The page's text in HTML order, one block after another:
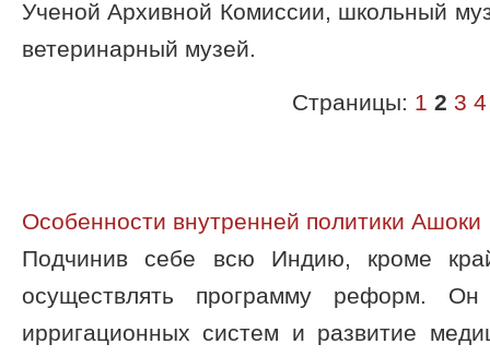
Ученой Архивной Комиссии, школьный
ветеринарный музей.
Страницы: 1 2 3 4
Особенности внутренней политики Ашоки
Подчинив себе всю Индию, кроме
осуществлять программу реформ. Он
ирригационных систем и развитие